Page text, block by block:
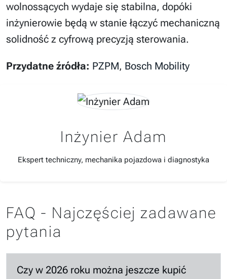
wolnossących wydaje się stabilna, dopóki
inżynierowie będą w stanie łączyć mechaniczną
solidność z cyfrową precyzją sterowania.
Przydatne źródła: PZPM, Bosch Mobility
Inżynier Adam
Ekspert techniczny, mechanika pojazdowa i diagnostyka
FAQ - Najczęściej zadawane
pytania
Czy w 2026 roku można jeszcze kupić